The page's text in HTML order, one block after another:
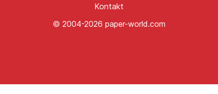
© 2004-2026 paper-world.com
Kontakt